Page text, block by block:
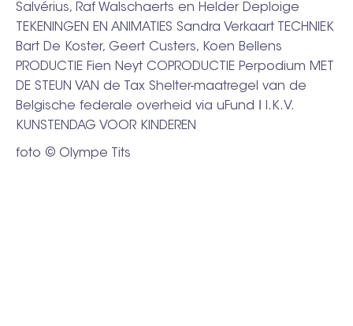
Salvérius, Raf Walschaerts en Helder Deploige
TEKENINGEN EN ANIMATIES Sandra Verkaart TECHNIEK
Bart De Koster, Geert Custers, Koen Bellens
PRODUCTIE Fien Neyt COPRODUCTIE Perpodium MET
DE STEUN VAN de Tax Shelter-maatregel van de
Belgische federale overheid via uFund ǀ I.K.V.
KUNSTENDAG VOOR KINDEREN
foto © Olympe Tits